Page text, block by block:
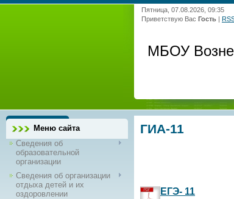
Пятница, 07.08.2026, 09:35
Приветствую Вас Гость |
МБОУ
Меню сайта
Сведения об
образовательной
организации
Сведения об организации
отдыха детей и их
оздоровлении
ГИА-11
ЕГЭ- 11